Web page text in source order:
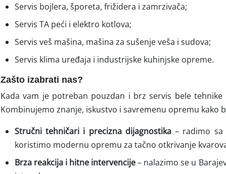
Servis bojlera, šporeta, frižidera i zamrzivača;
Servis TA peći i elektro kotlova;
Servis veš mašina, mašina za sušenje veša i sudova;
Servis klima uređaja i industrijske kuhinjske opreme.
Zašto izabrati nas?
Kada vam je potreban pouzdan i brz servis bele
Kombinujemo znanje, iskustvo i savremenu opremu kako
Stručni tehničari i precizna dijagnostika– radimo sa
koristimo modernu opremu za tačno otkrivanje
Brza reakcija i hitne intervencije– nalazimo se u